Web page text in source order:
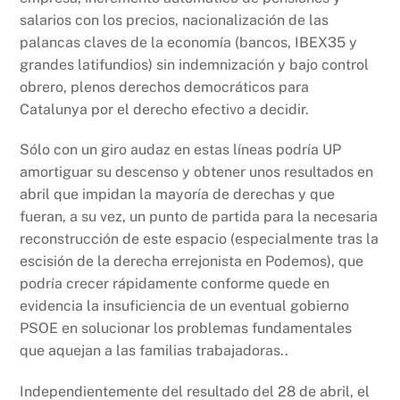
salarios con los precios, nacionalización de las
palancas claves de la economía (bancos, IBEX35 y
grandes latifundios) sin indemnización y bajo control
obrero, plenos derechos democráticos para
Catalunya por el derecho efectivo a decidir.
Sólo con un giro audaz en estas líneas podría UP
amortiguar su descenso y obtener unos resultados en
abril que impidan la mayoría de derechas y que
fueran, a su vez, un punto de partida para la necesaria
reconstrucción de este espacio (especialmente tras la
escisión de la derecha errejonista en Podemos), que
podría crecer rápidamente conforme quede en
evidencia la insuficiencia de un eventual gobierno
PSOE en solucionar los problemas fundamentales
que aquejan a las familias trabajadoras..
Independientemente del resultado del 28 de abril, el